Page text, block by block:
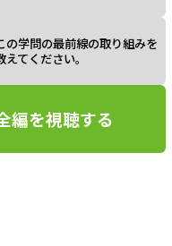
の学問の最前線の取り組みを
えてください。
編を視聴する